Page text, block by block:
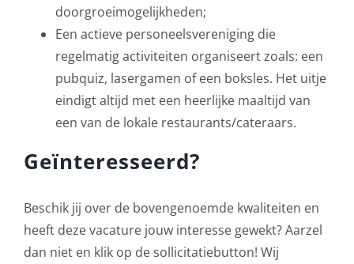
doorgroeimogelijkheden;
Een actieve personeelsvereniging die
regelmatig activiteiten organiseert zoals: een
pubquiz, lasergamen of een boksles. Het uitje
eindigt altijd met een heerlijke maaltijd van
een van de lokale restaurants/cateraars.
Geïnteresseerd?
Beschik jij over de bovengenoemde kwaliteiten en
heeft deze vacature jouw interesse gewekt? Aarzel
dan niet en klik op de sollicitatiebutton! Wij